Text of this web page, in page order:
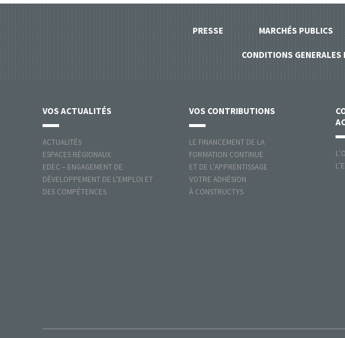
PRESSE MARCHÉS PUBLICS
CONDITIONS GENERALES
VOS ACTUALITÉS
ACTUALITÉS
ESPACES RÉGIONAUX
EDEC – ENGAGEMENT DE
DÉVELOPPEMENT DE L’EMPLOI ET
DES COMPÉTENCES
VOS CONTRIBUTIONS
LE FINANCEMENT DE LA
FORMATION CONTINUE
ET DE L’APPRENTISSAGE
VOTRE ADHÉSION
À CONSTRUCTYS